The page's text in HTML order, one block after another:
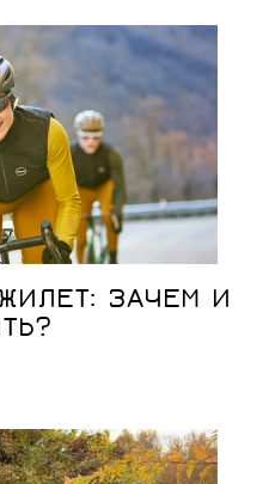
ЗАЧЕМ И